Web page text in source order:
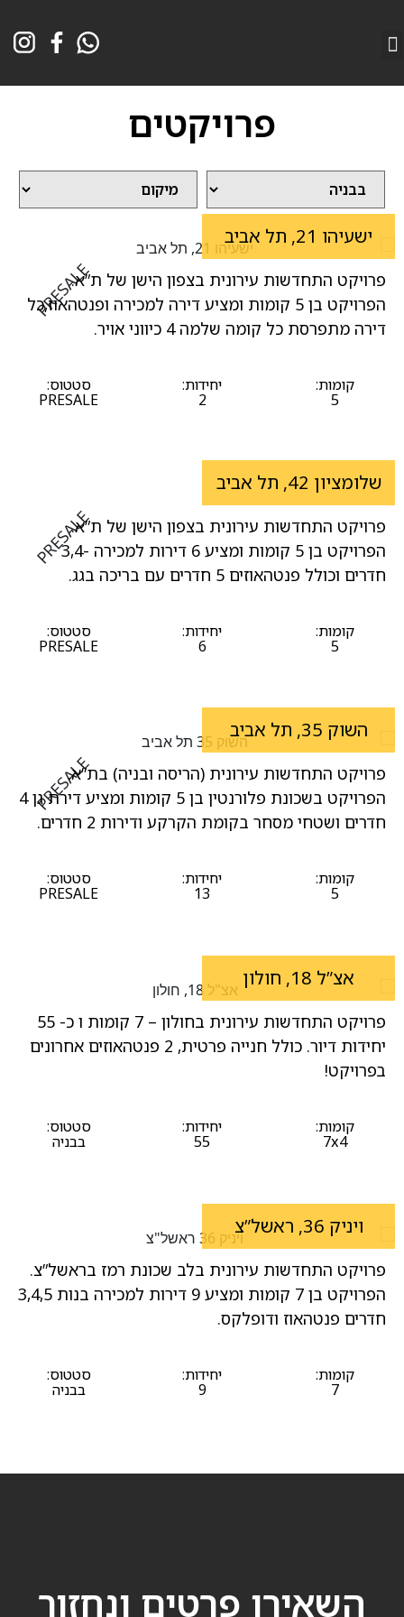
צבע רקע
zoom_out זום (הקטנה)
remove_circle_outline
add_circle_outline הגדלת גופן
גופן קריא
brightness_high ניגודיות בהירה
format_underlined הוסף קו תחתון לקישורים
לאפס
cached
השארת משוב
פרויקטים
ישעיהו 21, תל אביב
PRESALEפרויקט התחדשות עירונית בצפון הישן של ת”א.
הפרויקט בן 5 קומות ומציע דירה למכירה ופנטהאוז,כל
דירה מתפרסת כל קומה שלמה 4 כיווני אויר.
קומות:
5
יחידות:
2
סטטוס:
PRESALE
שלומציון 42, תל אביב
PRESALEפרויקט התחדשות עירונית בצפון הישן של ת”א.
הפרויקט בן 5 קומות ומציע 6 דירות למכירה -3,4
חדרים וכולל פנטהאוזים 5 חדרים עם בריכה בגג.
קומות:
5
יחידות:
6
סטטוס:
PRESALE
השוק 35, תל אביב
PRESALEפרויקט התחדשות עירונית (הריסה ובניה) בת”א.
הפרויקט בשכונת פלורנטין בן 5 קומות ומציע דירת גן 4
חדרים ושטחי מסחר בקומת הקרקע ודירות 2 חדרים.
קומות:
5
יחידות:
13
סטטוס:
PRESALE
אצ”ל 18, חולון
פרויקט התחדשות עירונית בחולון – 7 קומות ו כ- 55
יחידות דיור. כולל חנייה פרטית, 2 פנטהאוזים אחרונים
בפרויקט!
קומות:
7x4
יחידות:
55
סטטוס:
בבניה
ויניק 36, ראשל”צ
פרויקט התחדשות עירונית בלב שכונת רמז בראשל”צ.
הפרויקט בן 7 קומות ומציע 9 דירות למכירה בנות 3,4,5
חדרים פנטהאוז ודופלקס.
קומות:
7
יחידות:
9
סטטוס:
בבניה
השאירו פרטים ונחזור